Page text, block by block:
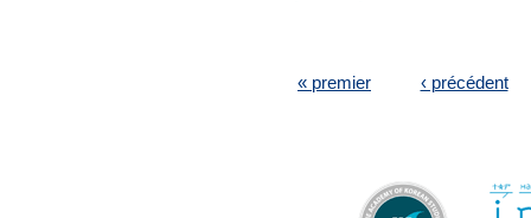
« premier ‹ précédent